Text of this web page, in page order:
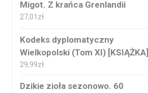
Migot. Z krańca Grenlandii
27,01 zł
Kodeks dyplomatyczny
Wielkopolski (Tom XI) [KSIĄŻKA]
29,99zł
Dzikie zioła sezonowo. 60